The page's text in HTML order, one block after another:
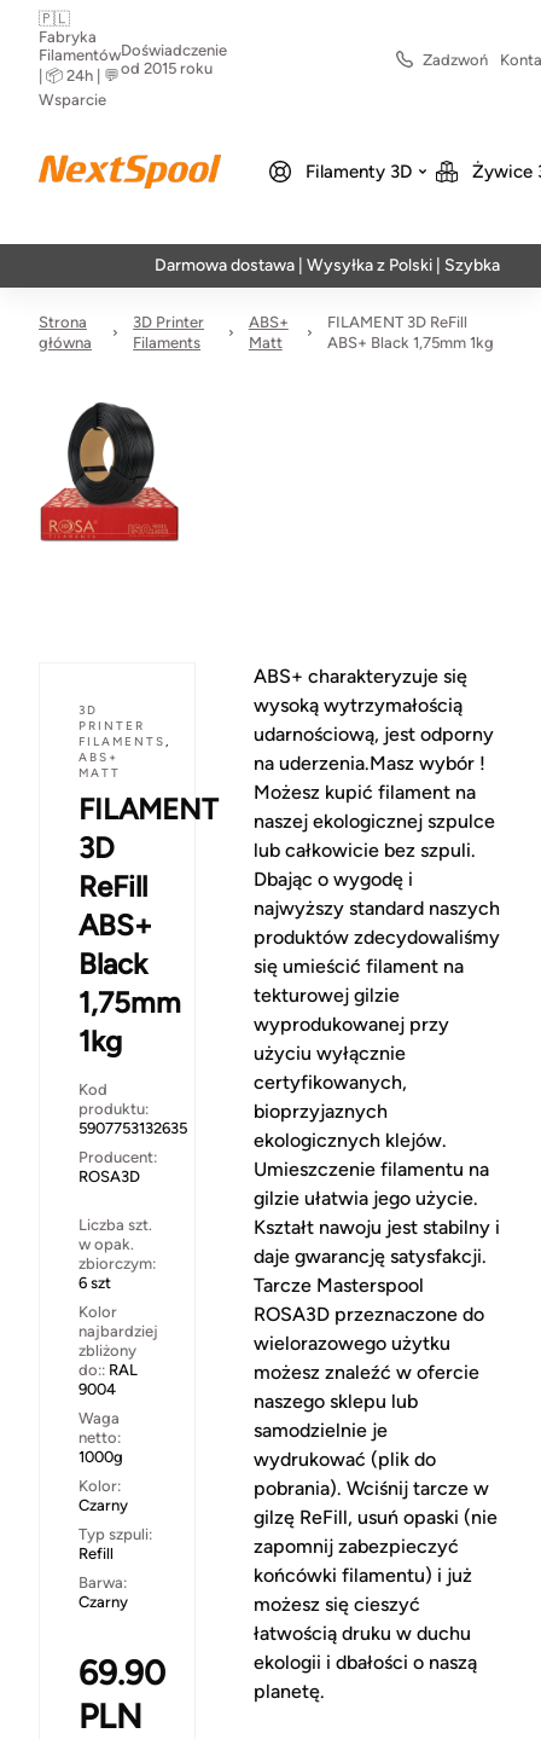
🇵🇱
Fabryka
Filamentów
| 📦 24h | 💬
Wsparcie
Doświadczenie
od 2015 roku
Zadzwoń
Filamenty 3D Żywice
Darmowa dostawa | Wysyłka z Polski | Szybka realizacja
Strona
główna
3D Printer
Filaments
ABS+
Matt
FILAMENT 3D ReFill
ABS+ Black 1,75mm 1kg
3D
PRINTER
FILAMENTS,
ABS+
MATT
FILAMENT
3D
ReFill
ABS+
Black
1,75mm
1kg
Kod
produktu:
5907753132635
Producent:
ROSA3D
Liczba szt.
w opak.
zbiorczym:
6 szt
Kolor
najbardziej
zbliżony
do:: RAL
9004
Waga
netto:
1000g
Kolor:
Czarny
Typ szpuli:
Refill
Barwa:
Czarny
69.90
PLN
ABS+ charakteryzuje się
wysoką wytrzymałością
udarnościową, jest odporny
na uderzenia.Masz wybór !
Możesz kupić filament na
naszej ekologicznej szpulce
lub całkowicie bez szpuli.
Dbając o wygodę i
najwyższy standard naszych
produktów zdecydowaliśmy
się umieścić filament na
tekturowej gilzie
wyprodukowanej przy
użyciu wyłącznie
certyfikowanych,
bioprzyjaznych
ekologicznych klejów.
Umieszczenie filamentu na
gilzie ułatwia jego użycie.
Kształt nawoju jest stabilny i
daje gwarancję satysfakcji.
Tarcze Masterspool
ROSA3D przeznaczone do
wielorazowego użytku
możesz znaleźć w ofercie
naszego sklepu lub
samodzielnie je
wydrukować (plik do
pobrania). Wciśnij tarcze w
gilzę ReFill, usuń opaski (nie
zapomnij zabezpieczyć
końcówki filamentu) i już
możesz się cieszyć
łatwością druku w duchu
ekologii i dbałości o naszą
planetę.